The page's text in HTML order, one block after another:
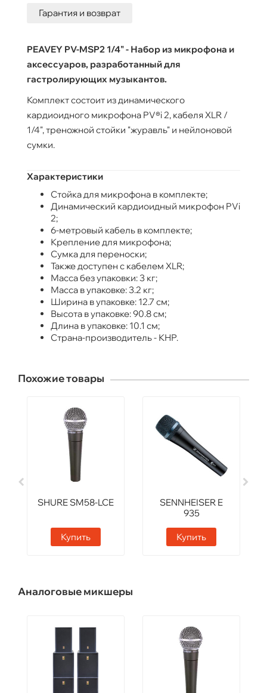
Гарантия и возврат
PEAVEY PV-MSP2 1/4" - Набор из микрофона и
аксессуаров, разработанный для
гастролирующих музыкантов.
Комплект состоит из динамического
кардиоидного микрофона PV®i 2, кабеля XLR /
1/4", треножной стойки "журавль" и нейлоновой
сумки.
Характеристики
Стойка для микрофона в комплекте;
Динамический кардиоидный микрофон PVi
2;
6-метровый кабель в комплекте;
Крепление для микрофона;
Сумка для переноски;
Также доступен с кабелем XLR;
Масса без упаковки: 3 кг;
Масса в упаковке: 3.2 кг;
Ширина в упаковке: 12.7 см;
Высота в упаковке: 90.8 см;
Длина в упаковке: 10.1 см;
Страна-производитель - КНР.
Похожие товары
SHURE SM58-LCE
Купить
SENNHEISER E
935
Купить
Аналоговые микшеры